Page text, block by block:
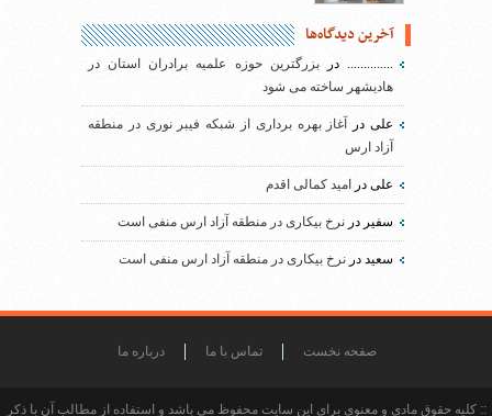
آخرین دیدگاه‌ها
..............دربزرگترین حوزه علمیه برادران استان در
هادیشهر ساخته می شود
علیدر
آغاز بهره برداری از شبکه فیبر نوری در منطقه
آزاد ارس
علی در امید کمالی اقدم
سفیر در نرخ بیکاری در منطقه آزاد ارس منفی است
سعید در نرخ بیکاری در منطقه آزاد ارس منفی است
صفحه نخست تماس با ما درباره ما
:: کلیه حقوق مادی و معنوی برای این سایت محفوظ می باشد و استفاده از مطالب آن با ذکر